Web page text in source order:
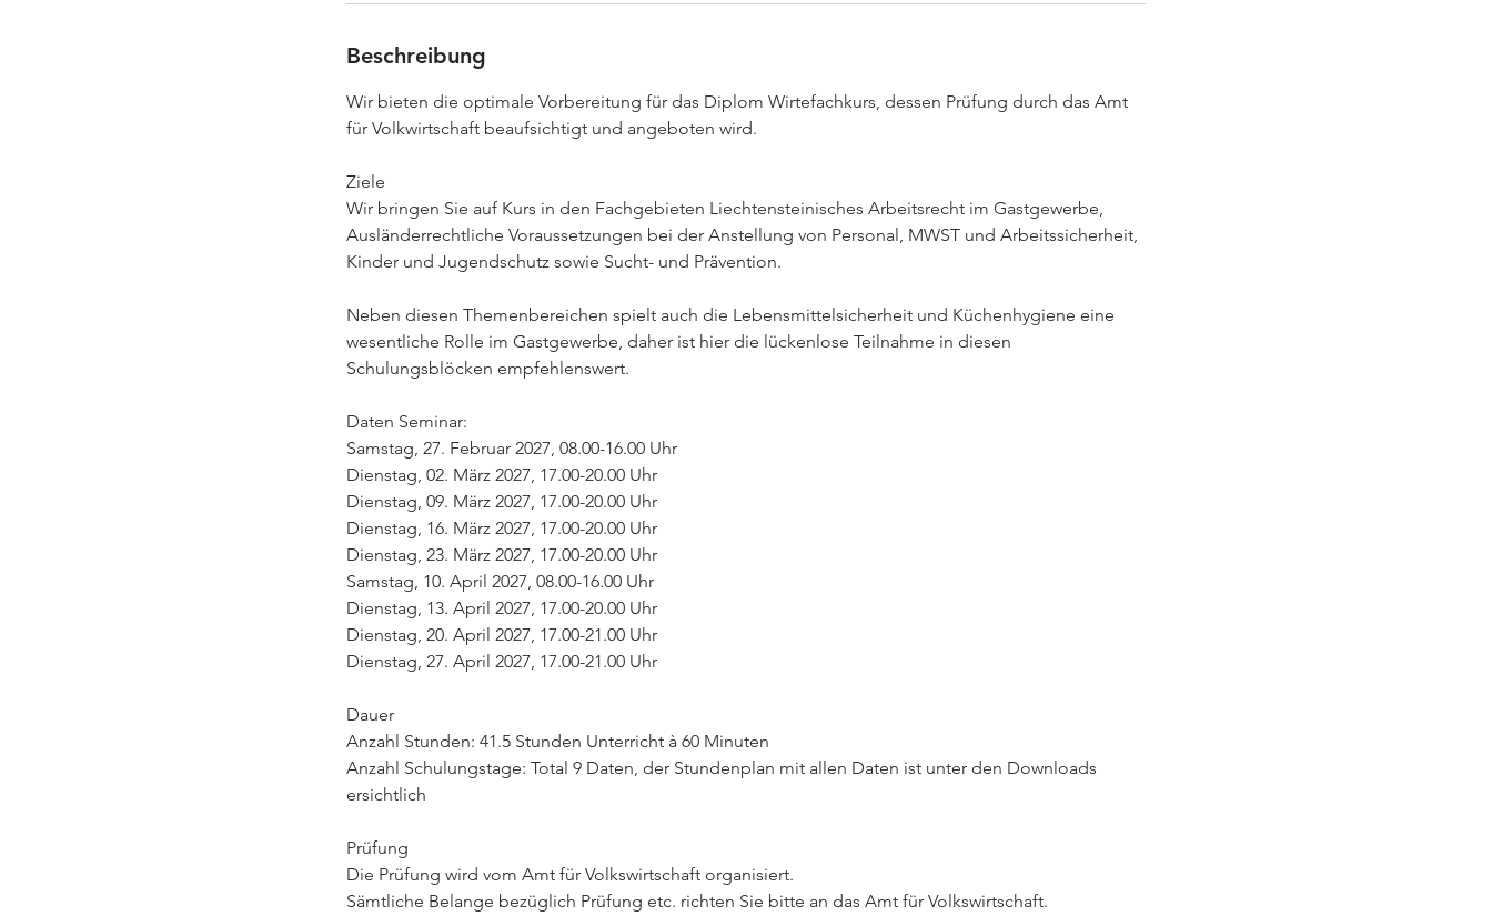
F
e
2
0
2
Beschreibung
Wir bieten die optimale Vorbereitung für das Diplom Wirtefachkurs, dessen Prüfung durch das Amt
für Volkwirtschaft beaufsichtigt und angeboten wird.
Ziele
Wir bringen Sie auf Kurs in den Fachgebieten Liechtensteinisches Arbeitsrecht im Gastgewerbe,
Ausländerrechtliche Voraussetzungen bei der Anstellung von Personal, MWST und Arbeitssicherheit,
Kinder und Jugendschutz sowie Sucht- und Prävention.
Neben diesen Themenbereichen spielt auch die Lebensmittelsicherheit und Küchenhygiene eine
wesentliche Rolle im Gastgewerbe, daher ist hier die lückenlose Teilnahme in diesen
Schulungsblöcken empfehlenswert.
Daten Seminar:
Samstag, 27. Februar 2027, 08.00-16.00 Uhr
Dienstag, 02. März 2027, 17.00-20.00 Uhr
Dienstag, 09. März 2027, 17.00-20.00 Uhr
Dienstag, 16. März 2027, 17.00-20.00 Uhr
Dienstag, 23. März 2027, 17.00-20.00 Uhr
Samstag, 10. April 2027, 08.00-16.00 Uhr
Dienstag, 13. April 2027, 17.00-20.00 Uhr
Dienstag, 20. April 2027, 17.00-21.00 Uhr
Dienstag, 27. April 2027, 17.00-21.00 Uhr
Dauer
Anzahl Stunden: 41.5 Stunden Unterricht à 60 Minuten
Anzahl Schulungstage: Total 9 Daten, der Stundenplan mit allen Daten ist unter den Downloads
ersichtlich
Prüfung
Die Prüfung wird vom Amt für Volkswirtschaft organisiert.
Sämtliche Belange bezüglich Prüfung etc. richten Sie bitte an das Amt für Volkswirtschaft.